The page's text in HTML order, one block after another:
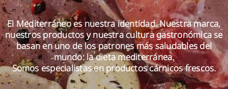
COMUNICACIÓN
EMPLEO
CONTACTO
El Mediterráneo es nuestra identidad. Nuestra marca,
nuestros productos y nuestra cultura gastronómica se
basan en uno de los patrones más saludables del
mundo: la dieta mediterránea.
Somos especialistas en productos cárnicos frescos.